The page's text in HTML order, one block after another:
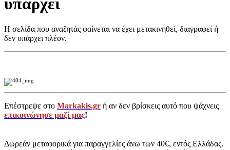
υπάρχει
Η σελίδα που αναζητάς φαίνεται να έχει μετακινηθεί, διαγραφεί ή
δεν υπάρχει πλέον.
Επέστρεψε στο Markakis.gr ή αν δεν βρίσκεις αυτό που ψάχνεις
επικοινώνησε μαζί μας!
Δωρεάν μεταφορικά για παραγγελίες άνω των 40€, εντός Ελλάδας.